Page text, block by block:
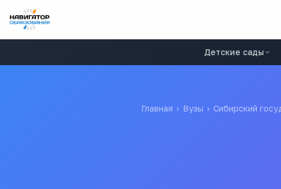
Детские сады
Главная › Вузы › Сибирский